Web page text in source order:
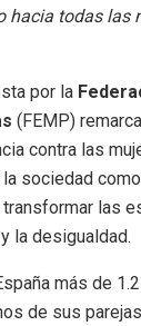
hacia todas las
por la
(FEMP)
contra las
sociedad
las
la desigualdad.
más de
de sus